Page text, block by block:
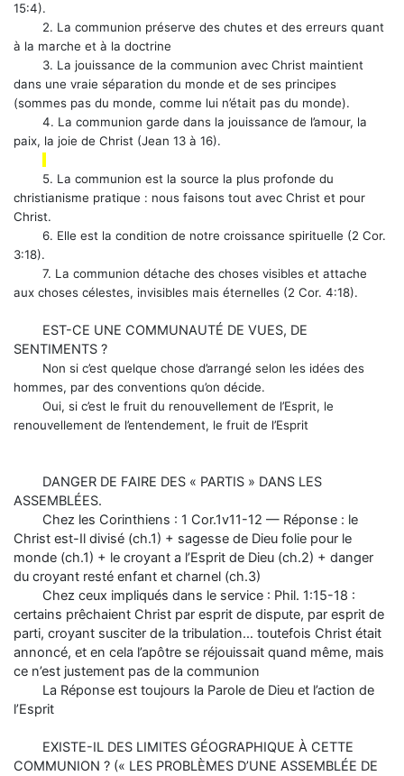
15:4).
2. La communion préserve des chutes et des erreurs quant
à la marche et à la doctrine
3. La jouissance de la communion avec Christ maintient
dans une vraie séparation du monde et de ses principes
(sommes pas du monde, comme lui n’était pas du monde).
4. La communion garde dans la jouissance de l’amour, la
paix, la joie de Christ (Jean 13 à 16).
5. La communion est la source la plus profonde du
christianisme pratique : nous faisons tout avec Christ et pour
Christ.
6. Elle est la condition de notre croissance spirituelle (2 Cor.
3:18).
7. La communion détache des choses visibles et attache
aux choses célestes, invisibles mais éternelles (2 Cor. 4:18).
EST-CE UNE COMMUNAUTÉ DE VUES, DE
SENTIMENTS ?
Non si c’est quelque chose d’arrangé selon les idées des
hommes, par des conventions qu’on décide.
Oui, si c’est le fruit du renouvellement de l’Esprit, le
renouvellement de l’entendement, le fruit de l’Esprit
DANGER DE FAIRE DES « PARTIS » DANS LES
ASSEMBLÉES.
Chez les Corinthiens : 1 Cor.1v11-12 — Réponse : le
Christ est-Il divisé (ch.1) + sagesse de Dieu folie pour le
monde (ch.1) + le croyant a l’Esprit de Dieu (ch.2) + danger
du croyant resté enfant et charnel (ch.3)
Chez ceux impliqués dans le service : Phil. 1:15-18 :
certains prêchaient Christ par esprit de dispute, par esprit de
parti, croyant susciter de la tribulation… toutefois Christ était
annoncé, et en cela l’apôtre se réjouissait quand même, mais
ce n’est justement pas de la communion
La Réponse est toujours la Parole de Dieu et l’action de
l’Esprit
EXISTE-IL DES LIMITES GÉOGRAPHIQUE À CETTE
COMMUNION ? (« LES PROBLÈMES D’UNE ASSEMBLÉE DE